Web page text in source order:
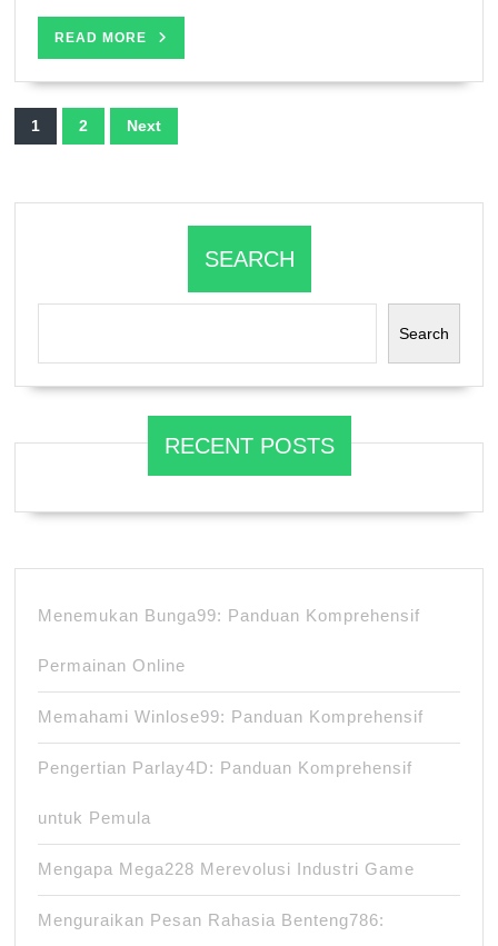
READ MORE
MORE
Posts
navigation
1 2 Next
SEARCH
Search
RECENT POSTS
Menemukan Bunga99: Panduan Komprehensif
Permainan Online
Memahami Winlose99: Panduan Komprehensif
Pengertian Parlay4D: Panduan Komprehensif
untuk Pemula
Mengapa Mega228 Merevolusi Industri Game
Menguraikan Pesan Rahasia Benteng786: